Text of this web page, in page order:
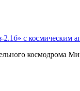
с космическим
космодрома